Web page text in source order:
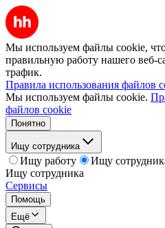
Мы используем файлы cookie,
правильную работу нашего веб-
трафик.
Правила использования файлов
Мы используем файлы cookie.
файлов cookie
Понятно
Ищу сотрудника
Ищу работу
Ищу
Ищу сотрудника
Сервисы
Помощь
Ещё